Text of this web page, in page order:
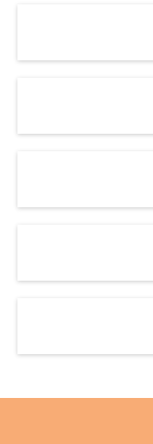
S
und den daraus
Maßnahmen
Rebe und der
Anhang
1 Seite•1,4 MB
VBl. EU